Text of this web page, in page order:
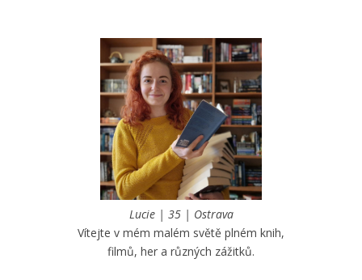
Lucie | 35 | Ostrava
Vítejte v mém malém světě plném knih,
filmů, her a různých zážitků.